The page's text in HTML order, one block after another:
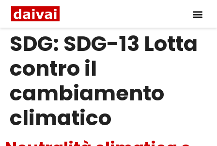
SDG: SDG-13 Lotta
contro il
cambiamento
climatico